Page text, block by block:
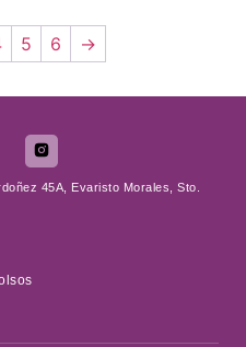
5 6 →
45A, Evaristo Morales, Sto.